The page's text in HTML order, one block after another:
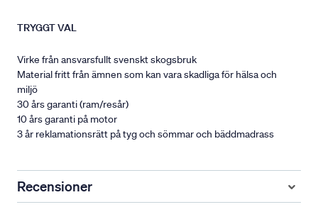
TRYGGT VAL
Virke från ansvarsfullt svenskt skogsbruk
Material fritt från ämnen som kan vara skadliga för hälsa och
miljö
30 års garanti (ram/resår)
10 års garanti på motor
3 år reklamationsrätt på tyg och sömmar och bäddmadrass
Recensioner